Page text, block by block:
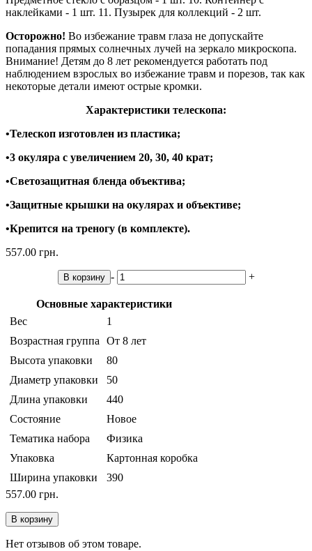
наклейками - 1 шт. 11. Пузырек для коллекций - 2 шт.
Осторожно! Во избежание травм глаза не допускайте
попадания прямых солнечных лучей на зеркало микроскопа.
Внимание! Детям до 8 лет рекомендуется работать под
наблюдением взрослых во избежание травм и порезов, так как
некоторые детали имеют острые кромки.
Характеристики телескопа:
•Телескоп изготовлен из пластика;
•3 окуляра с увеличением 20, 30, 40 крат;
•Светозащитная бленда объектива;
•Защитные крышки на окулярах и объективе;
•Крепится на треногу (в комплекте).
557.00 грн.
В корзину - +
Основные характеристики
Вес
1
Возрастная группа
От 8 лет
Высота упаковки
80
Диаметр упаковки
50
Длина упаковки
440
Состояние
Новое
Тематика набора
Физика
Упаковка
Картонная коробка
Ширина упаковки
390
557.00 грн.
В корзину
Нет отзывов об этом товаре.